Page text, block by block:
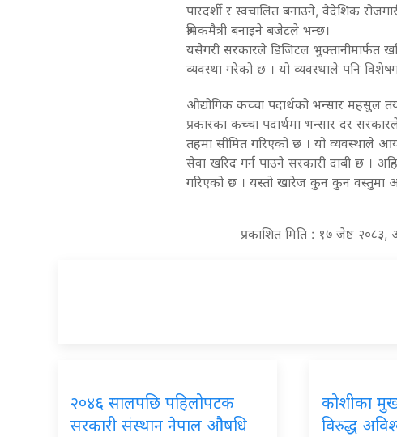
पारदर्शी र स्वचालित बनाउने, वैदेशिक
श्रमिकमैत्री बनाइने बजेटले भन्छ।
यसैगरी सरकारले डिजिटल भुक्तानीमार्फत
व्यवस्था गरेको छ । यो व्यवस्थाले पनि
औद्योगिक कच्चा पदार्थको भन्सार महसुल
प्रकारका कच्चा पदार्थमा भन्सार दर
तहमा सीमित गरिएको छ । यो व्यवस्थाले
सेवा खरिद गर्न पाउने सरकारी दाबी छ ।
गरिएको छ । यस्तो खारेज कुन कुन वस्तुमा
प्रकाशित मिति : १७ जेष्ठ
२०४६ सालपछि पहिलोपटक
सरकारी संस्थान नेपाल औषधि
कोशीका
विरुद्ध